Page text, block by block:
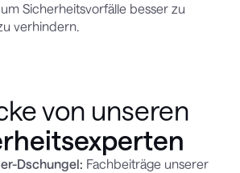
Sicherheitsvorfälle besser zu
verhindern.
von unseren
Dschungel: Fachbeiträge unserer